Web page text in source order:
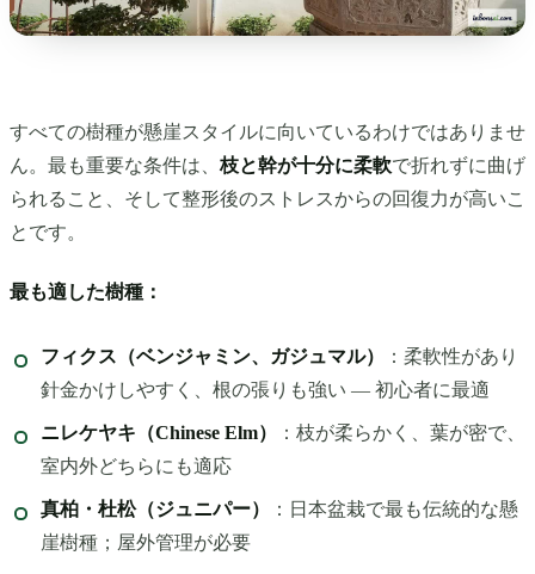
すべての樹種が懸崖スタイルに向いているわけではありませ
ん。最も重要な条件は、 枝と幹が十分に柔軟で折れずに曲げ
られること、そして整形後のストレスからの回復力が高いこ
とです。
最も適した樹種：
フィクス（ベンジャミン、ガジュマル）
：柔軟性があり
針金かけしやすく、根の張りも強い — 初心者に最適
ニレケヤキ（Chinese Elm）
：枝が柔らかく、葉が密で、
室内外どちらにも適応
真柏・杜松（ジュニパー）
：日本盆栽で最も伝統的な懸
崖樹種；屋外管理が必要